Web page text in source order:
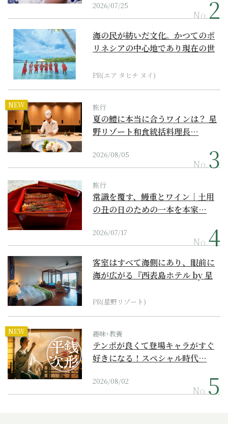
2026/07/25
No.
海の民が紡いだ文化。かつてのポ
リネシアの中心地であり現在の世
PR(エア タヒチ ヌイ)
NEW 旅行
夏の鱧に本当に合うワインは？ 星
野リゾート和食統括料理長…
2026/08/05
No.
旅行
常識を覆す、鰻重とワイン｜土用
の丑の日のための一本を本家…
2026/07/17
No.
客室はすべて海側にあり、眼前に
海が広がる『西表島ホテル by 星
PR(星野リゾート)
NEW 趣味･教養
テンポが良くて登場キャラがすぐ
好きになる！スペシャル時代…
2026/08/02
No.